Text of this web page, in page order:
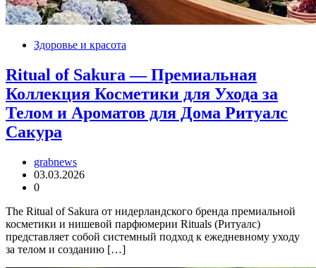
Здоровье и красота
Ritual of Sakura — Премиальная
Коллекция Косметики для Ухода за
Телом и Ароматов для Дома Ритуалс
Сакура
grabnews
03.03.2026
0
The Ritual of Sakura от нидерландского бренда премиальной
косметики и нишевой парфюмерии Rituals (Ритуалс)
представляет собой системный подход к ежедневному уходу
за телом и созданию […]